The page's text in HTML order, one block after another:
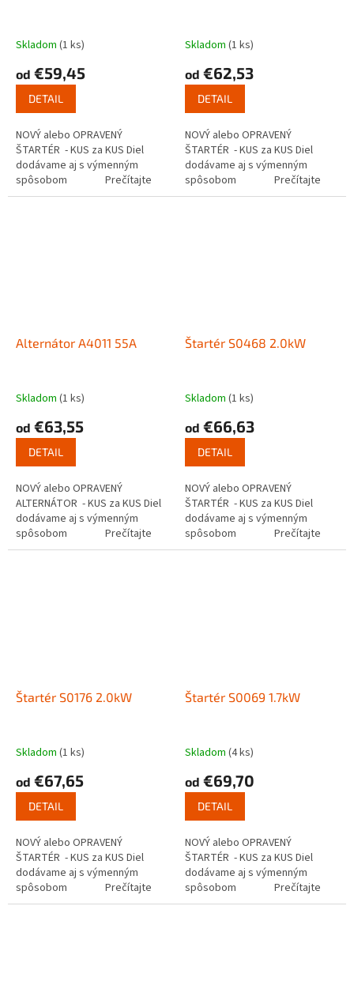
Skladom (1 ks)
od €59,45
DETAIL
NOVÝ alebo OPRAVENÝ
ŠTARTÉR - KUS za KUS Diel
dodávame aj s výmenným
spôsobom Prečítajte
si ako funguje...
Skladom (1 ks)
od €62,53
DETAIL
NOVÝ alebo OPRAVENÝ
ŠTARTÉR - KUS za KUS Diel
dodávame aj s výmenným
spôsobom Prečítajte
si ako funguje...
Alternátor A4011 55A
Skladom (1 ks)
od €63,55
DETAIL
NOVÝ alebo OPRAVENÝ
ALTERNÁTOR - KUS za KUS Diel
dodávame aj s výmenným
spôsobom Prečítajte
si ako...
Štartér S0468 2.0kW
Skladom (1 ks)
od €66,63
DETAIL
NOVÝ alebo OPRAVENÝ
ŠTARTÉR - KUS za KUS Diel
dodávame aj s výmenným
spôsobom Prečítajte
si ako funguje...
Štartér S0176 2.0kW
Skladom (1 ks)
od €67,65
DETAIL
NOVÝ alebo OPRAVENÝ
ŠTARTÉR - KUS za KUS Diel
dodávame aj s výmenným
spôsobom Prečítajte
si ako funguje...
Štartér S0069 1.7kW
Skladom (4 ks)
od €69,70
DETAIL
NOVÝ alebo OPRAVENÝ
ŠTARTÉR - KUS za KUS Diel
dodávame aj s výmenným
spôsobom Prečítajte
si ako funguje...